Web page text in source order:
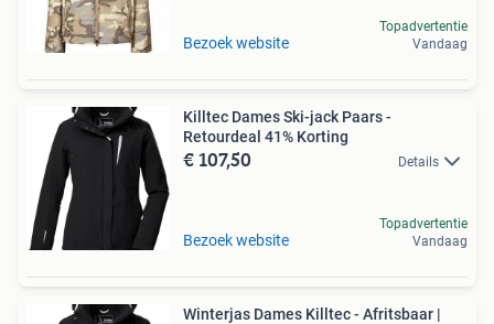
Bezoek website
Topadvertentie
Vandaag
Killtec Dames Ski-jack Paars -
Retourdeal 41% Korting
€ 107,50 Details
Bezoek website
Topadvertentie
Vandaag
Winterjas Dames Killtec - Afritsbaar |